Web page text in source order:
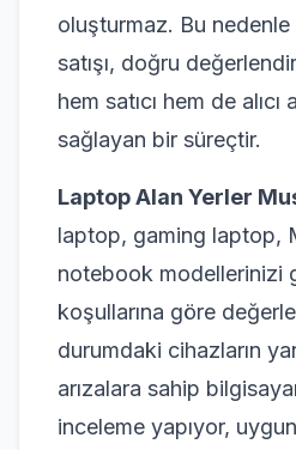
oluşturmaz. Bu
satışı, doğru
hem satıcı hem de alıcı
sağlayan bir süreçtir.
Laptop Alan Yerler
laptop, gaming laptop,
notebook modellerinizi
koşullarına göre
durumdaki cihazların
arızalara sahip
inceleme yapıyor,